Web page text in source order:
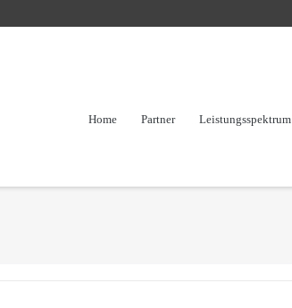
Home Partner Leistungsspektrum